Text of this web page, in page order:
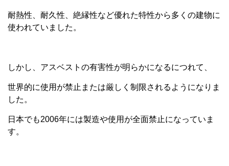
耐熱性、耐久性、絶縁性など優れた特性から多くの建物に
使われていました。
しかし、アスベストの有害性が明らかになるにつれて、
世界的に使用が禁止または厳しく制限されるようになりま
した。
日本でも2006年には製造や使用が全面禁止になっていま
す。